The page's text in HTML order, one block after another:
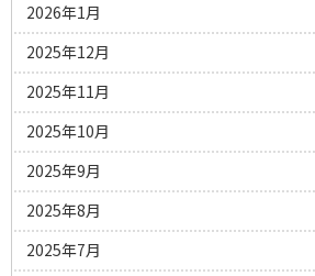
2026年1月
2025年12月
2025年11月
2025年10月
2025年9月
2025年8月
2025年7月